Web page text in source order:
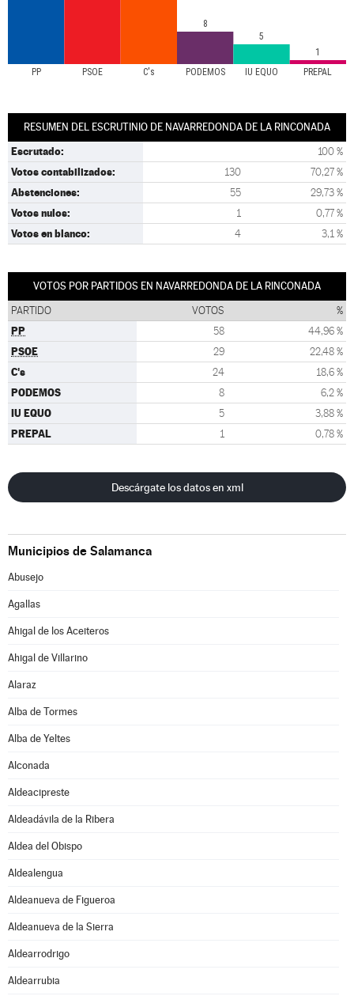
PP PSOE C's PODEMOS IU EQUO PREPAL
8
5
1
RESUMEN DEL ESCRUTINIO DE NAVARREDONDA DE LA RINCONADA
Escrutado: 100 %
Votos contabilizados: 130 70,27 %
Abstenciones: 55 29,73 %
Votos nulos: 1 0,77 %
Votos en blanco: 4 3,1 %
VOTOS POR PARTIDOS EN NAVARREDONDA DE LA RINCONADA
PARTIDO VOTOS %
PP 58 44,96 %
PSOE 29 22,48 %
C's 24 18,6 %
PODEMOS 8 6,2 %
IU EQUO 5 3,88 %
PREPAL 1 0,78 %
Descárgate los datos en xml
Municipios de Salamanca
Abusejo
Agallas
Ahigal de los Aceiteros
Ahigal de Villarino
Alaraz
Alba de Tormes
Alba de Yeltes
Alconada
Aldeacipreste
Aldeadávila de la Ribera
Aldea del Obispo
Aldealengua
Aldeanueva de Figueroa
Aldeanueva de la Sierra
Aldearrodrigo
Aldearrubia